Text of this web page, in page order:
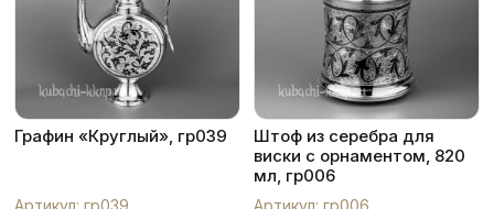
Графин «Круглый», гр039
Артикул: гр039
Штоф из серебра для
виски с орнаментом, 820
мл, гр006
Артикул: гр006